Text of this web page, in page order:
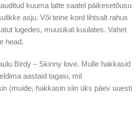
kuuma latte saatel päikesetõusu
asju. Või teine kord lihtsalt rahus
lugedes, muusikat kuulates. Vahet
head.
Birdy – Skinny love. Mulle hakkasid
aastaid tagasi, mil
(muide, hakkasin siin üks päev uuesti